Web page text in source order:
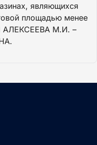
являющихся
площадью менее
АЛЕКСЕЕВА М.И. –